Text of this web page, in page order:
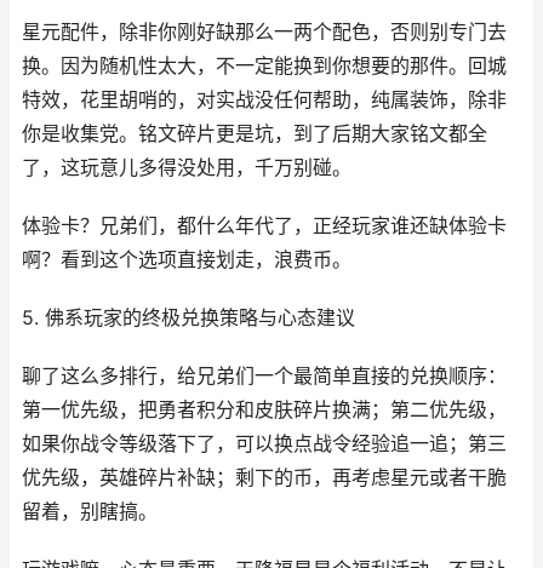
星元配件，除非你刚好缺那么一两个配色，否则别专门去
换。因为随机性太大，不一定能换到你想要的那件。回城
特效，花里胡哨的，对实战没任何帮助，纯属装饰，除非
你是收集党。铭文碎片更是坑，到了后期大家铭文都全
了，这玩意儿多得没处用，千万别碰。
体验卡？兄弟们，都什么年代了，正经玩家谁还缺体验卡
啊？看到这个选项直接划走，浪费币。
5. 佛系玩家的终极兑换策略与心态建议
聊了这么多排行，给兄弟们一个最简单直接的兑换顺序：
第一优先级，把勇者积分和皮肤碎片换满；第二优先级，
如果你战令等级落下了，可以换点战令经验追一追；第三
优先级，英雄碎片补缺；剩下的币，再考虑星元或者干脆
留着，别瞎搞。